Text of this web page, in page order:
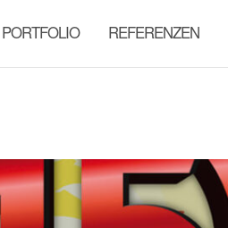
PORTFOLIO REFERENZEN